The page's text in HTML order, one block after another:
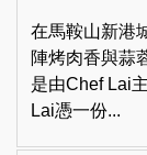
在馬鞍山新港
陣烤肉香與蒜
是由Chef Lai
Lai憑一份...